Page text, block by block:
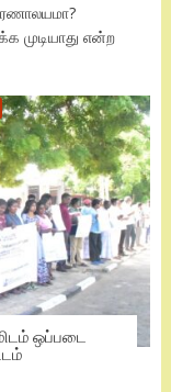
முடியாது என்ற
ஒப்படை